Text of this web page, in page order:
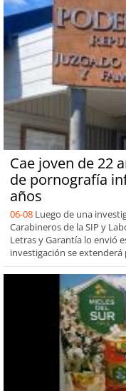
Cae joven de 22
de pornografía
años
06-08 Luego de una
Carabineros de la SIP y
Letras y Garantía lo envió
investigación se extenderá